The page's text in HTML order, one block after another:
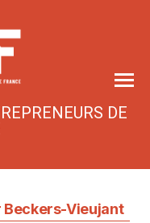
DE
Vieujant